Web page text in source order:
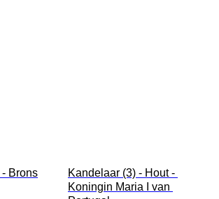
Brons
Kandelaar (3) - Hout -
Koningin Maria I van